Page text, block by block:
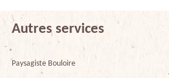
Autres services
Paysagiste Bouloire